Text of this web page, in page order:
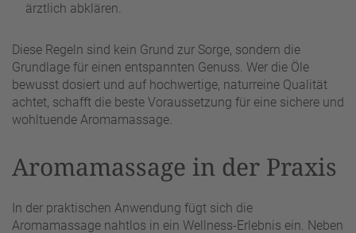
ärztlich abklären.
Diese Regeln sind kein Grund zur Sorge, sondern die
Grundlage für einen entspannten Genuss. Wer die Öle
bewusst dosiert und auf hochwertige, naturreine Qualität
achtet, schafft die beste Voraussetzung für eine sichere und
wohltuende Aromamassage.
Aromamassage in der Praxis
In der praktischen Anwendung fügt sich die
Aromamassage nahtlos in ein Wellness-Erlebnis ein. Neben